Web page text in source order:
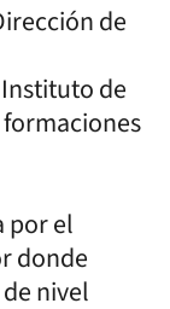
de
de
por el
donde
nivel